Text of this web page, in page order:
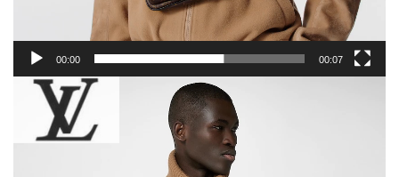
00:00 00:07